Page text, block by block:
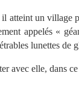
atteint un village
appelés «
lunettes de
avec elle, dans